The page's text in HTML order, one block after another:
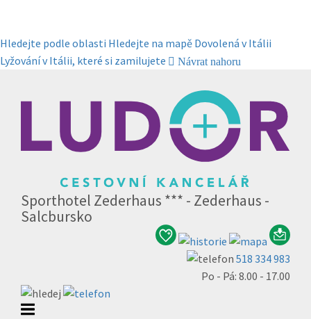
Hledejte podle oblasti Hledejte na mapě Dovolená v Itálii
Lyžování v Itálii, které si zamilujete
Návrat nahoru
Sporthotel Zederhaus *** - Zederhaus -
Salcbursko
518 334 983
Po - Pá: 8.00 - 17.00